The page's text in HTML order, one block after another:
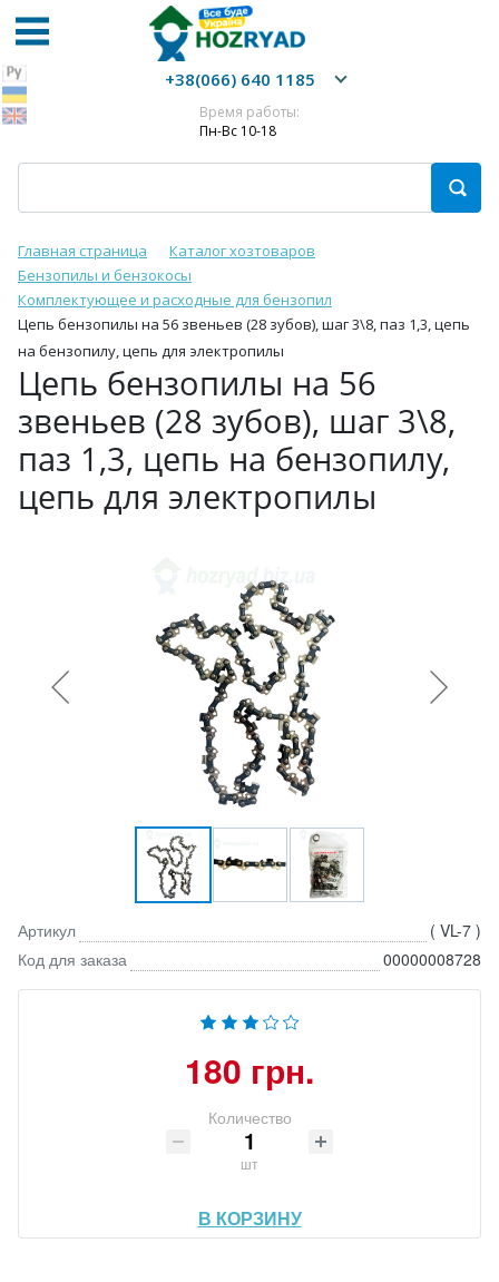
+38(066) 640 1185
Время работы:
Пн-Вс 10-18
Главная страница
Каталог хозтоваров
Бензопилы и бензокосы
Комплектующее и расходные для бензопил
Цепь бензопилы на 56 звеньев (28 зубов), шаг 3\8, паз 1,3, цепь
на бензопилу, цепь для электропилы
Цепь бензопилы на 56
звеньев (28 зубов), шаг 3\8,
паз 1,3, цепь на бензопилу,
цепь для электропилы
Артикул
( VL-7 )
Код для заказа
00000008728
180 грн.
Количество
шт
В КОРЗИНУ